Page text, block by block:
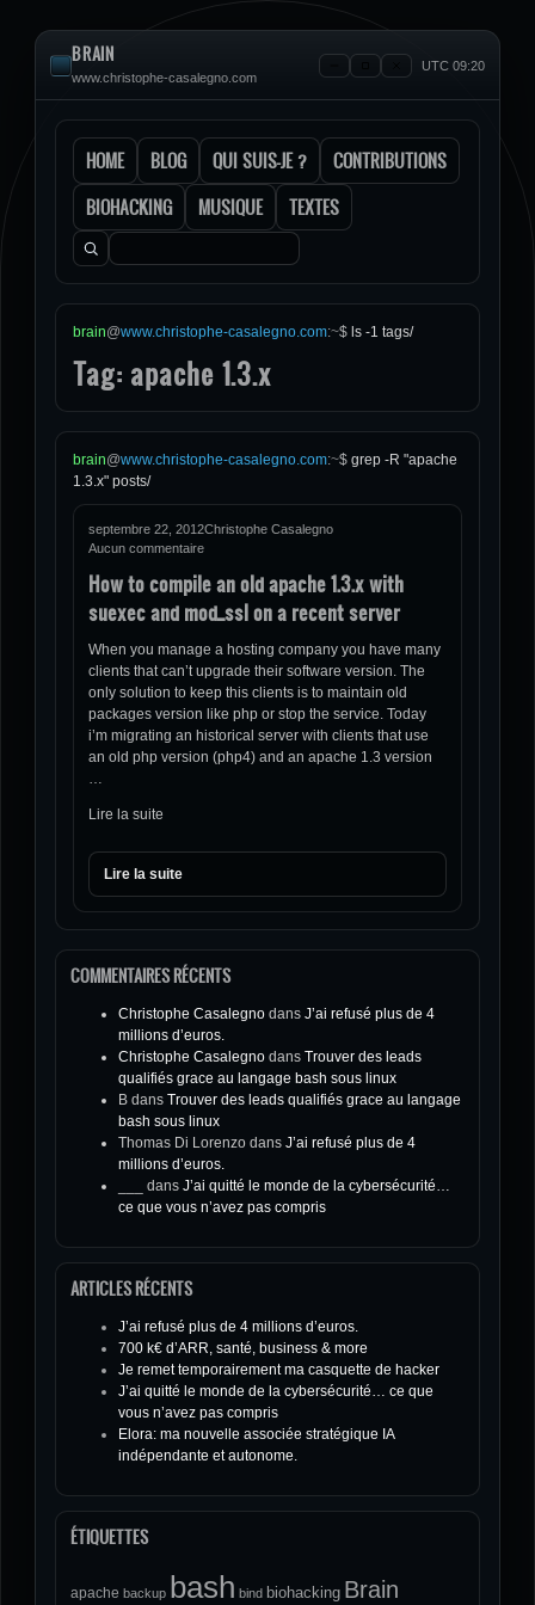
BRAIN
www.christophe-casalegno.com
UTC 09:20
HOME BLOG QUI SUIS-JE ?
CONTRIBUTIONS
BIOHACKING
MUSIQUE TEXTES
Rechercher :
brain@www.christophe-casalegno.com:~$ ls -1 tags/
Tag: apache 1.3.x
brain@www.christophe-casalegno.com:~$ grep -R "apache
1.3.x" posts/
septembre 22, 2012Christophe Casalegno
Aucun commentaire
How to compile an old apache 1.3.x with
suexec and mod_ssl on a recent server
When you manage a hosting company you have many
clients that can’t upgrade their software version. The
only solution to keep this clients is to maintain old
packages version like php or stop the service. Today
i’m migrating an historical server with clients that use
an old php version (php4) and an apache 1.3 version
…
Lire la suite
Lire la suite
COMMENTAIRES RÉCENTS
Christophe Casalegno dans J’ai refusé plus de 4
millions d’euros.
Christophe Casalegno dans Trouver des leads
qualifiés grace au langage bash sous linux
B dans Trouver des leads qualifiés grace au langage
bash sous linux
Thomas Di Lorenzo dans J’ai refusé plus de 4
millions d’euros.
dans J’ai quitté le monde de la cybersécurité…
ce que vous n’avez pas compris
ARTICLES RÉCENTS
J’ai refusé plus de 4 millions d’euros.
700 k€ d’ARR, santé, business & more
Je remet temporairement ma casquette de hacker
J’ai quitté le monde de la cybersécurité… ce que
vous n’avez pas compris
Elora: ma nouvelle associée stratégique IA
indépendante et autonome.
ÉTIQUETTES
apache backup bash bind biohacking Brain